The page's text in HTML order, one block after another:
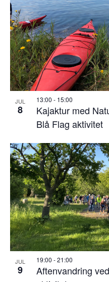
JUL
8
Kajaktur med
Blå Flag aktivitet
13:00 - 15:00
JUL
9
Aftenvandring
19:00 -21:00